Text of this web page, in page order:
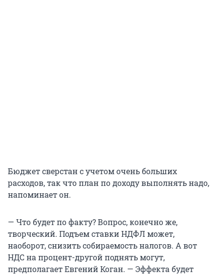
Бюджет сверстан с учетом очень больших
расходов, так что план по доходу выполнять надо,
напоминает он.
— Что будет по факту? Вопрос, конечно же,
творческий. Подъем ставки НДФЛ может,
наоборот, снизить собираемость налогов. А вот
НДС на процент-другой поднять могут,
предполагает Евгений Коган. — Эффекта будет